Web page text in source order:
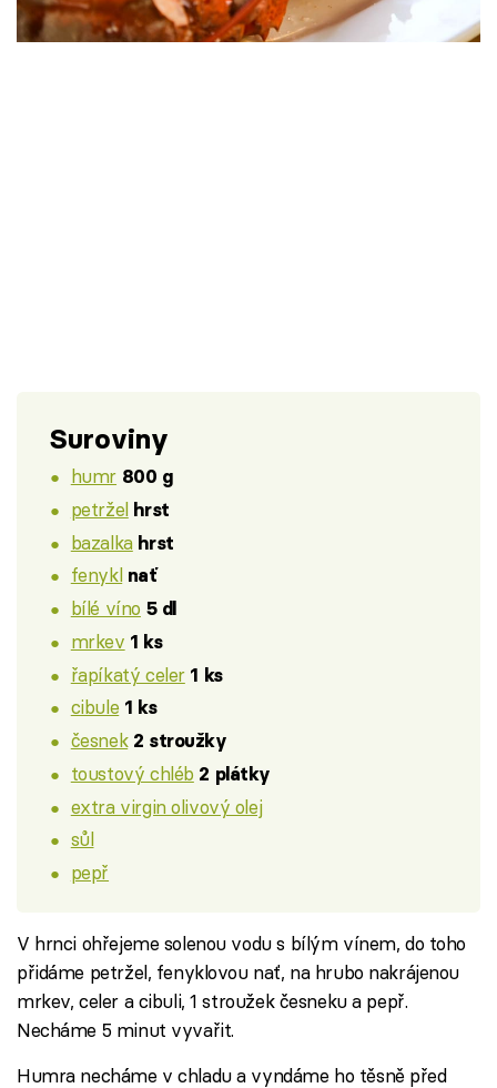
Škola vaření
Suroviny
humr 800 g
petržel hrst
bazalka hrst
fenykl nať
bílé víno 5 dl
mrkev 1 ks
řapíkatý celer 1 ks
cibule 1 ks
česnek 2 stroužky
toustový chléb 2 plátky
extra virgin olivový olej
sůl
pepř
V hrnci ohřejeme solenou vodu s bílým vínem, do toho
přidáme petržel, fenyklovou nať, na hrubo nakrájenou
mrkev, celer a cibuli, 1 stroužek česneku a pepř.
Necháme 5 minut vyvařit.
Humra necháme v chladu a vyndáme ho těsně před